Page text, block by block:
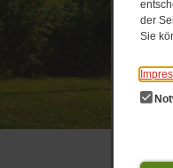
der
Sie